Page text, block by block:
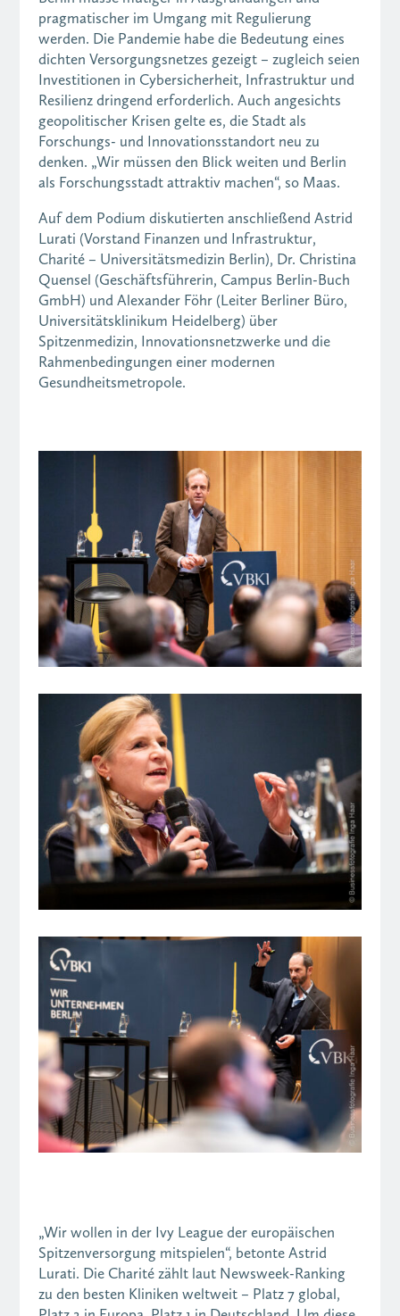
pragmatischer im Umgang mit Regulierung
werden. Die Pandemie habe die Bedeutung eines
dichten Versorgungsnetzes gezeigt – zugleich seien
Investitionen in Cybersicherheit, Infrastruktur und
Resilienz dringend erforderlich. Auch angesichts
geopolitischer Krisen gelte es, die Stadt als
Forschungs- und Innovationsstandort neu zu
denken. „Wir müssen den Blick weiten und Berlin
als Forschungsstadt attraktiv machen“, so Maas.
Auf dem Podium diskutierten anschließend Astrid
Lurati (Vorstand Finanzen und Infrastruktur,
Charité – Universitätsmedizin Berlin), Dr. Christina
Quensel (Geschäftsführerin, Campus Berlin-Buch
GmbH) und Alexander Föhr (Leiter Berliner Büro,
Universitätsklinikum Heidelberg) über
Spitzenmedizin, Innovationsnetzwerke und die
Rahmenbedingungen einer modernen
Gesundheitsmetropole.
„Wir wollen in der Ivy League der europäischen
Spitzenversorgung mitspielen“, betonte Astrid
Lurati. Die Charité zählt laut Newsweek-Ranking
zu den besten Kliniken weltweit – Platz 7 global,